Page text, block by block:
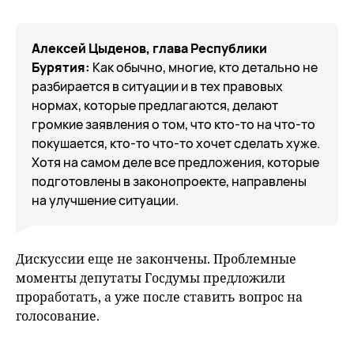
Алексей Цыденов, глава Республики
Бурятия: Как обычно, многие, кто детально не
разбирается в ситуации и в тех правовых
нормах, которые предлагаются, делают
громкие заявления о том, что кто-то на что-то
покушается, кто-то что-то хочет сделать хуже.
Хотя на самом деле все предложения, которые
подготовлены в законопроекте, направлены
на улучшение ситуации.
Дискуссии еще не закончены. Проблемные
моменты депутаты Госдумы предложили
проработать, а уже после ставить вопрос на
голосование.